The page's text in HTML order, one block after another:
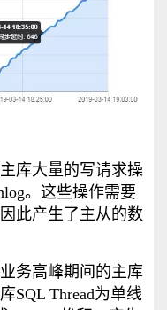
库大量的写请求操
。这些操作需要
此产生了主从的数
务高峰期间的主库
SQL Thread为单线